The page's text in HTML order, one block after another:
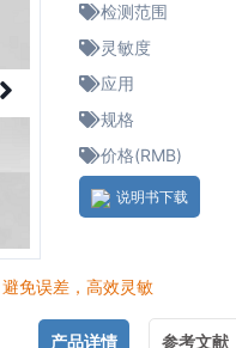
检测范围
灵敏度
应用
规格
价格(RMB)
说明书下载
免误差，高效灵敏
产品详情
参考文献